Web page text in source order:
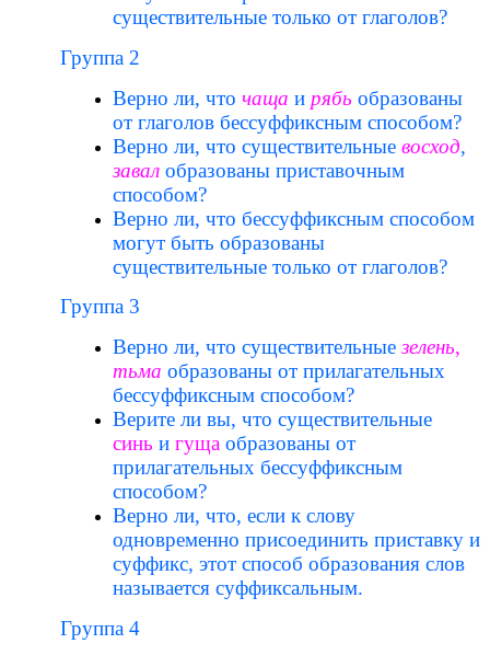
существительные только от глаголов?
Группа 2
Верно ли, чточаща и рябь образованы
от глаголов бессуффиксным способом?
Верно ли, что существительныевосход,
завал образованы приставочным
способом?
Верно ли, что бессуффиксным способом
могут быть образованы
существительные только от глаголов?
Группа 3
Верно ли, что существительныезелень,
тьма образованы от прилагательных
бессуффиксным способом?
Верите ли вы, что существительные
синь игуща образованы от
прилагательных бессуффиксным
способом?
Верно ли, что, если к слову
одновременно присоединить приставку и
суффикс, этот способ образования слов
называется суффиксальным.
Группа 4